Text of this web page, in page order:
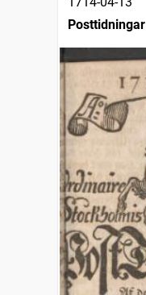
Posttidningar